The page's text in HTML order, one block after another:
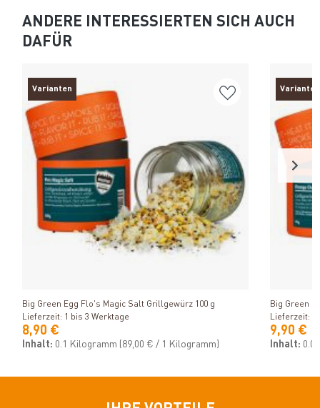
ANDERE INTERESSIERTEN SICH AUCH
DAFÜR
Varianten
Big Green Egg Flo's Magic Salt Grillgewürz 100 g
Lieferzeit: 1 bis 3 Werktage
8,90 €
Inhalt: 0.1 Kilogramm (89,00 € / 1 Kilogramm)
Varianten
Big Green
Lieferzeit: 1
9,90 €
Inhalt: